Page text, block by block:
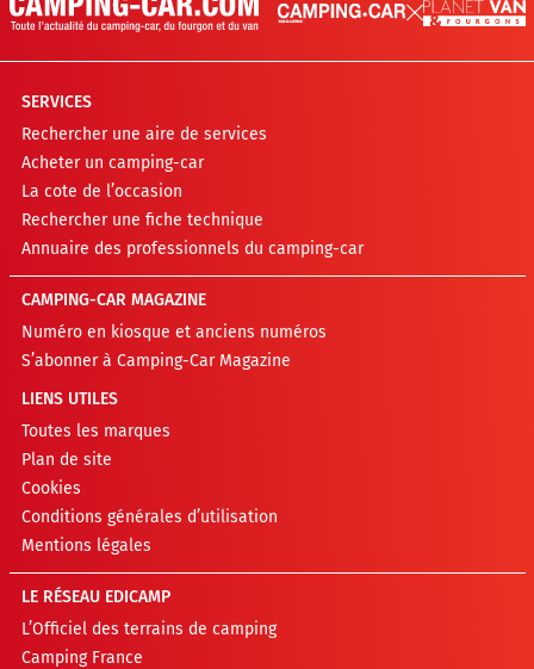
SERVICES
Rechercher une aire de services
Acheter un camping-car
La cote de l’occasion
Rechercher une fiche technique
Annuaire des professionnels du camping-car
CAMPING-CAR MAGAZINE
Numéro en kiosque et anciens numéros
S’abonner à Camping-Car Magazine
LIENS UTILES
Toutes les marques
Plan de site
Cookies
Conditions générales d’utilisation
Mentions légales
LE RÉSEAU EDICAMP
L’Officiel des terrains de camping
Camping France